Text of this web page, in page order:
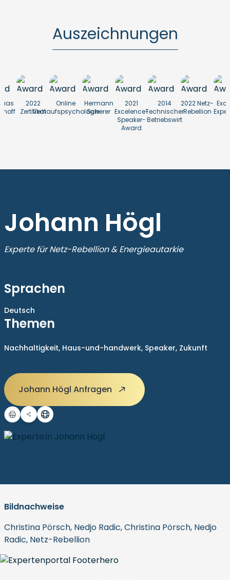
Auszeichnungen
2022
Zertifikat
Online
Verhaufspsychologie
Hermann
Scherer
2021
Excelence-
Speaker-
Award
2014
Technischer
Betriebswirt
2022 Netz-
Rebellion
Johann Högl
Experte für Netz-Rebellion & Energieautarkie
Sprachen
Deutsch
Themen
Nachhaltigkeit, Haus-und-handwerk, Speaker, Zukunft
Johann Högl Anfragen
Bildnachweise
Christina Pörsch, Nedjo Radic, Christina Pörsch, Nedjo
Radic, Netz-Rebellion